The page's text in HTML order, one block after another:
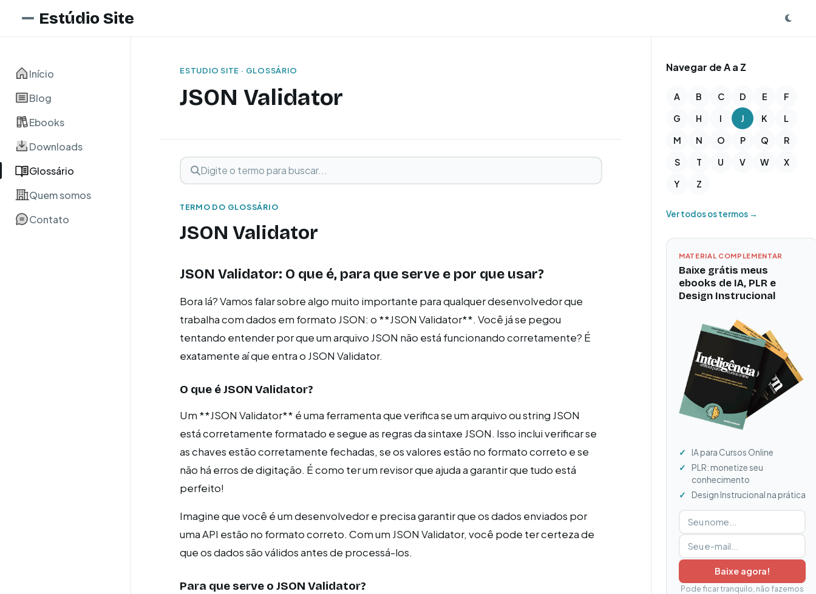
Estúdio Site
Início
Blog
Ebooks
Downloads
Glossário
Quem somos
Contato
ESTUDIO SITE · GLOSSÁRIO
JSON Validator
Buscar termo
Digite o termo para buscar
TERMO DO GLOSSÁRIO
JSON Validator
JSON Validator: O que é, para que serve e por que usar?
Bora lá? Vamos falar sobre algo muito importante para qualquer desenvolvedor que
trabalha com dados em formato JSON: o **JSON Validator**. Você já se pegou
tentando entender por que um arquivo JSON não está funcionando corretamente? É
exatamente aí que entra o JSON Validator.
O que é JSON Validator?
Um **JSON Validator** é uma ferramenta que verifica se um arquivo ou string JSON
está corretamente formatado e segue as regras da sintaxe JSON. Isso inclui verificar se
as chaves estão corretamente fechadas, se os valores estão no formato correto e se
não há erros de digitação. É como ter um revisor que ajuda a garantir que tudo está
perfeito!
Imagine que você é um desenvolvedor e precisa garantir que os dados enviados por
uma API estão no formato correto. Com um JSON Validator, você pode ter certeza de
que os dados são válidos antes de processá-los.
Para que serve o JSON Validator?
Navegar de A a Z
A B C D E
F
G
H I J K
L
M
N O P Q
R
S
T U V W
X
Y
Z
Ver todos os termos →
MATERIAL COMPLEMENTAR
Baixe grátis meus
ebooks de IA, PLR e
Design Instrucional
IA para Cursos Online
PLR: monetize seu
conhecimento
Design Instrucional na prática
Digite seu nome
Digite seu e-mail
Baixe agora!
Pode ficar tranquilo, não fazemos